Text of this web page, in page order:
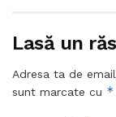
Lasă un
Adresa ta de
sunt marcate cu *